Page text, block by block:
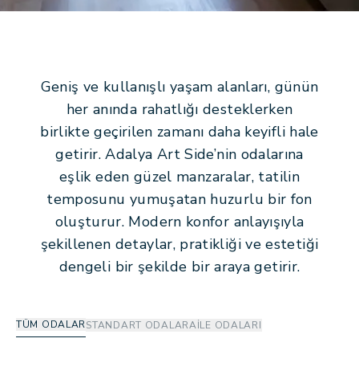
Geniş ve kullanışlı yaşam alanları, günün
her anında rahatlığı desteklerken
birlikte geçirilen zamanı daha keyifli hale
getirir. Adalya Art Side’nin odalarına
eşlik eden güzel manzaralar, tatilin
temposunu yumuşatan huzurlu bir fon
oluşturur. Modern konfor anlayışıyla
şekillenen detaylar, pratikliği ve estetiği
dengeli bir şekilde bir araya getirir.
TÜM ODALARSTANDART ODALARAILE ODALARI